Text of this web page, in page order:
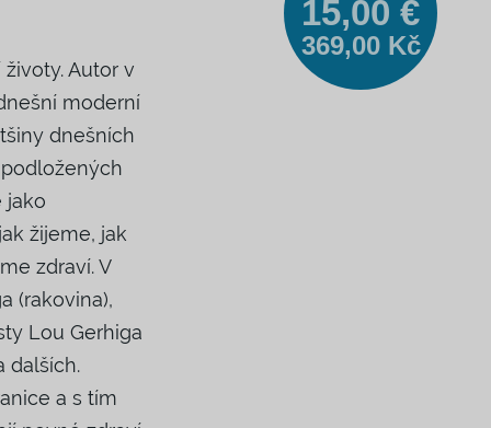
ještě účet?
15,00 €
369,00 Kč
Autor v
moderní
dnešních
jako
žijeme, jak
zdraví. V
(rakovina),
Lou Gerhiga
dalších.
a s tím